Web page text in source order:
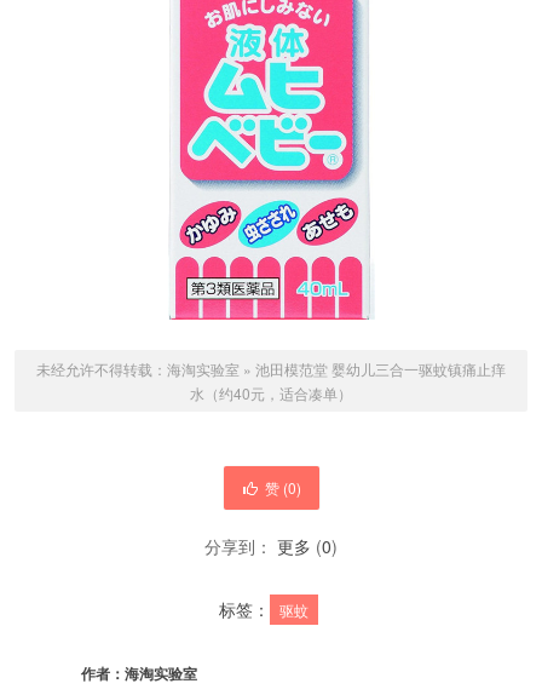
未经允许不得转载： 海淘实验室 » 池田模范堂 婴幼儿三合一驱蚊镇痛止痒
水（约40元，适合凑单）
赞 (0)
分享到： 更多 (0)
标签： 驱蚊
作者： 海淘实验室